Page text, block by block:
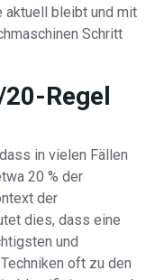
bleibt und mit
Schritt
Regel
in vielen Fällen
20 % der
der
dies, dass eine
und
oft zu den